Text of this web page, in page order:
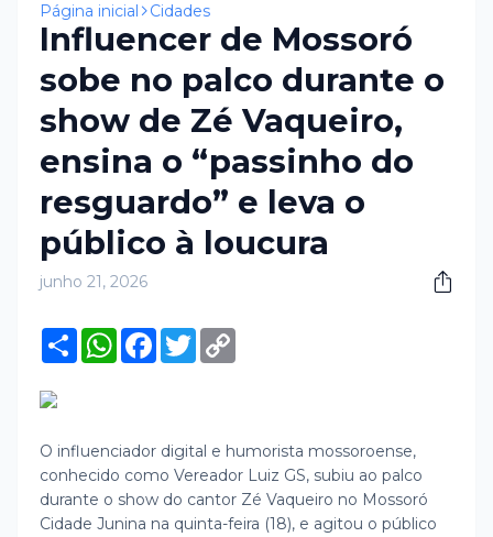
Página inicial Cidades
Influencer de Mossoró
sobe no palco durante o
show de Zé Vaqueiro,
ensina o “passinho do
resguardo” e leva o
público à loucura
junho 21, 2026
S
h
W
h
p
p
F
k
T
w
k
O influenciador digital e humorista mossoroense,
conhecido como Vereador Luiz GS, subiu ao palco
durante o show do cantor Zé Vaqueiro no Mossoró
Cidade Junina na quinta-feira (18), e agitou o público